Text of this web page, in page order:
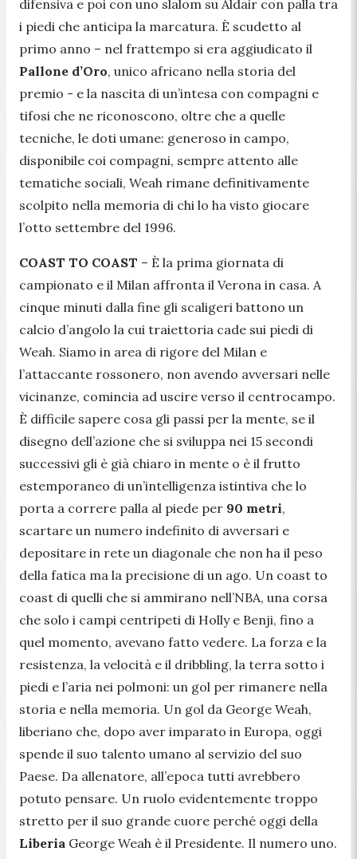
difensiva e poi con uno slalom su Aldair con palla tra
i piedi che anticipa la marcatura. È scudetto al
primo anno – nel frattempo si era aggiudicato il
Pallone d’Oro, unico africano nella storia del
premio - e la nascita di un’intesa con compagni e
tifosi che ne riconoscono, oltre che a quelle
tecniche, le doti umane: generoso in campo,
disponibile coi compagni, sempre attento alle
tematiche sociali, Weah rimane definitivamente
scolpito nella memoria di chi lo ha visto giocare
l’otto settembre del 1996.
COAST TO COAST – È la prima giornata di
campionato e il Milan affronta il Verona in casa. A
cinque minuti dalla fine gli scaligeri battono un
calcio d’angolo la cui traiettoria cade sui piedi di
Weah. Siamo in area di rigore del Milan e
l’attaccante rossonero, non avendo avversari nelle
vicinanze, comincia ad uscire verso il centrocampo.
È difficile sapere cosa gli passi per la mente, se il
disegno dell’azione che si sviluppa nei 15 secondi
successivi gli è già chiaro in mente o è il frutto
estemporaneo di un’intelligenza istintiva che lo
porta a correre palla al piede per 90 metri,
scartare un numero indefinito di avversari e
depositare in rete un diagonale che non ha il peso
della fatica ma la precisione di un ago. Un coast to
coast di quelli che si ammirano nell’NBA, una corsa
che solo i campi centripeti di Holly e Benji, fino a
quel momento, avevano fatto vedere. La forza e la
resistenza, la velocità e il dribbling, la terra sotto i
piedi e l’aria nei polmoni: un gol per rimanere nella
storia e nella memoria. Un gol da George Weah,
liberiano che, dopo aver imparato in Europa, oggi
spende il suo talento umano al servizio del suo
Paese. Da allenatore, all’epoca tutti avrebbero
potuto pensare. Un ruolo evidentemente troppo
stretto per il suo grande cuore perché oggi della
Liberia George Weah è il Presidente. Il numero uno.